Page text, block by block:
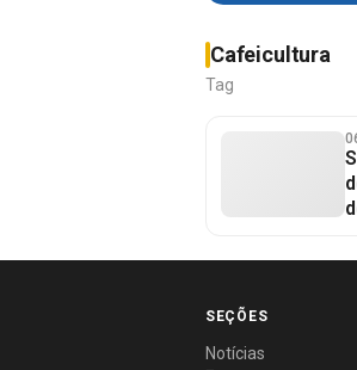
Cafeicultura
Tag
SEÇÕES
Notícias